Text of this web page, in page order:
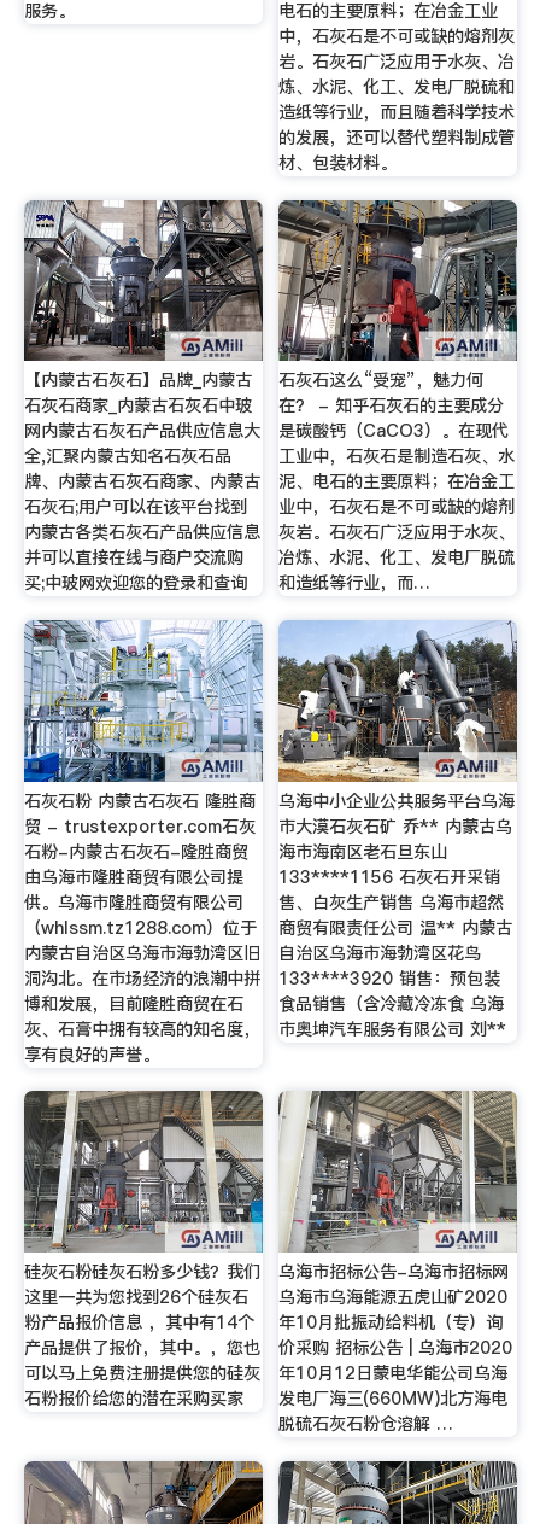
服务。
电石的主要原料；在冶金工业
中，石灰石是不可或缺的熔剂灰
岩。石灰石广泛应用于水灰、冶
炼、水泥、化工、发电厂脱硫和
造纸等行业，而且随着科学技术
的发展，还可以替代塑料制成管
材、包装材料。
【内蒙古石灰石】品牌_内蒙古
石灰石商家_内蒙古石灰石中玻
网内蒙古石灰石产品供应信息大
全,汇聚内蒙古知名石灰石品
牌、内蒙古石灰石商家、内蒙古
石灰石;用户可以在该平台找到
内蒙古各类石灰石产品供应信息
并可以直接在线与商户交流购
买;中玻网欢迎您的登录和查询
石灰石这么“受宠”，魅力何
在？ - 知乎石灰石的主要成分
是碳酸钙（CaCO3）。在现代
工业中，石灰石是制造石灰、水
泥、电石的主要原料；在冶金工
业中，石灰石是不可或缺的熔剂
灰岩。石灰石广泛应用于水灰、
冶炼、水泥、化工、发电厂脱硫
和造纸等行业，而…
石灰石粉 内蒙古石灰石 隆胜商
贸 - trustexporter.com石灰
石粉-内蒙古石灰石-隆胜商贸
由乌海市隆胜商贸有限公司提
供。乌海市隆胜商贸有限公司
（whlssm.tz1288.com）位于
内蒙古自治区乌海市海勃湾区旧
洞沟北。在市场经济的浪潮中拼
博和发展，目前隆胜商贸在石
灰、石膏中拥有较高的知名度，
享有良好的声誉。
乌海中小企业公共服务平台乌海
市大漠石灰石矿 乔** 内蒙古乌
海市海南区老石旦东山
133****1156 石灰石开采销
售、白灰生产销售 乌海市超然
商贸有限责任公司 温** 内蒙古
自治区乌海市海勃湾区花鸟
133****3920 销售：预包装
食品销售（含冷藏冷冻食 乌海
市奥坤汽车服务有限公司 刘**
硅灰石粉硅灰石粉多少钱？我们
这里一共为您找到26个硅灰石
粉产品报价信息 ，其中有14个
产品提供了报价，其中。，您也
可以马上免费注册提供您的硅灰
石粉报价给您的潜在采购买家
乌海市招标公告-乌海市招标网
乌海市乌海能源五虎山矿2020
年10月批振动给料机（专）询
价采购 招标公告 | 乌海市2020
年10月12日蒙电华能公司乌海
发电厂海三(660MW)北方海电
脱硫石灰石粉仓溶解 …